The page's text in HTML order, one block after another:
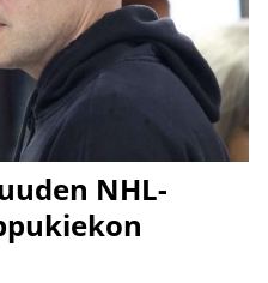
NHL-